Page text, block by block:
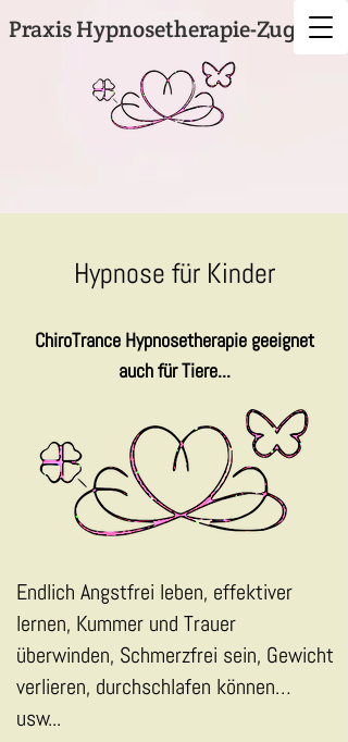
PraxisHypno​setherapie-Zug
Hypnose für Kinder
ChiroTrance Hy​pnosetherapie geeignet
auch für Tiere...​
Endlich Angstfrei leben, effektiver
lernen, Kummer und Trauer
überwinden, Schmerzfrei sein, Gewicht
verlieren, durchschlafen können…
usw...